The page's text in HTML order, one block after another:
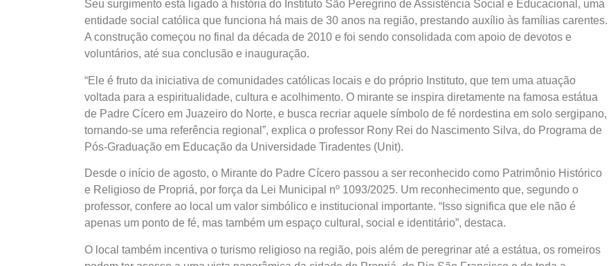
Seu surgimento está ligado à história do Instituto São Peregrino de Assistência Social e Educacional, uma
entidade social católica que funciona há mais de 30 anos na região, prestando auxílio às famílias carentes.
A construção começou no final da década de 2010 e foi sendo consolidada com apoio de devotos e
voluntários, até sua conclusão e inauguração.
“Ele é fruto da iniciativa de comunidades católicas locais e do próprio Instituto, que tem uma atuação
voltada para a espiritualidade, cultura e acolhimento. O mirante se inspira diretamente na famosa estátua
de Padre Cícero em Juazeiro do Norte, e busca recriar aquele símbolo de fé nordestina em solo sergipano,
tornando-se uma referência regional”, explica o professor Rony Rei do Nascimento Silva, do Programa de
Pós-Graduação em Educação da Universidade Tiradentes (Unit).
Desde o início de agosto, o Mirante do Padre Cícero passou a ser reconhecido como Patrimônio Histórico
e Religioso de Propriá, por força da Lei Municipal nº 1093/2025. Um reconhecimento que, segundo o
professor, confere ao local um valor simbólico e institucional importante. “Isso significa que ele não é
apenas um ponto de fé, mas também um espaço cultural, social e identitário”, destaca.
O local também incentiva o turismo religioso na região, pois além de peregrinar até a estátua, os romeiros